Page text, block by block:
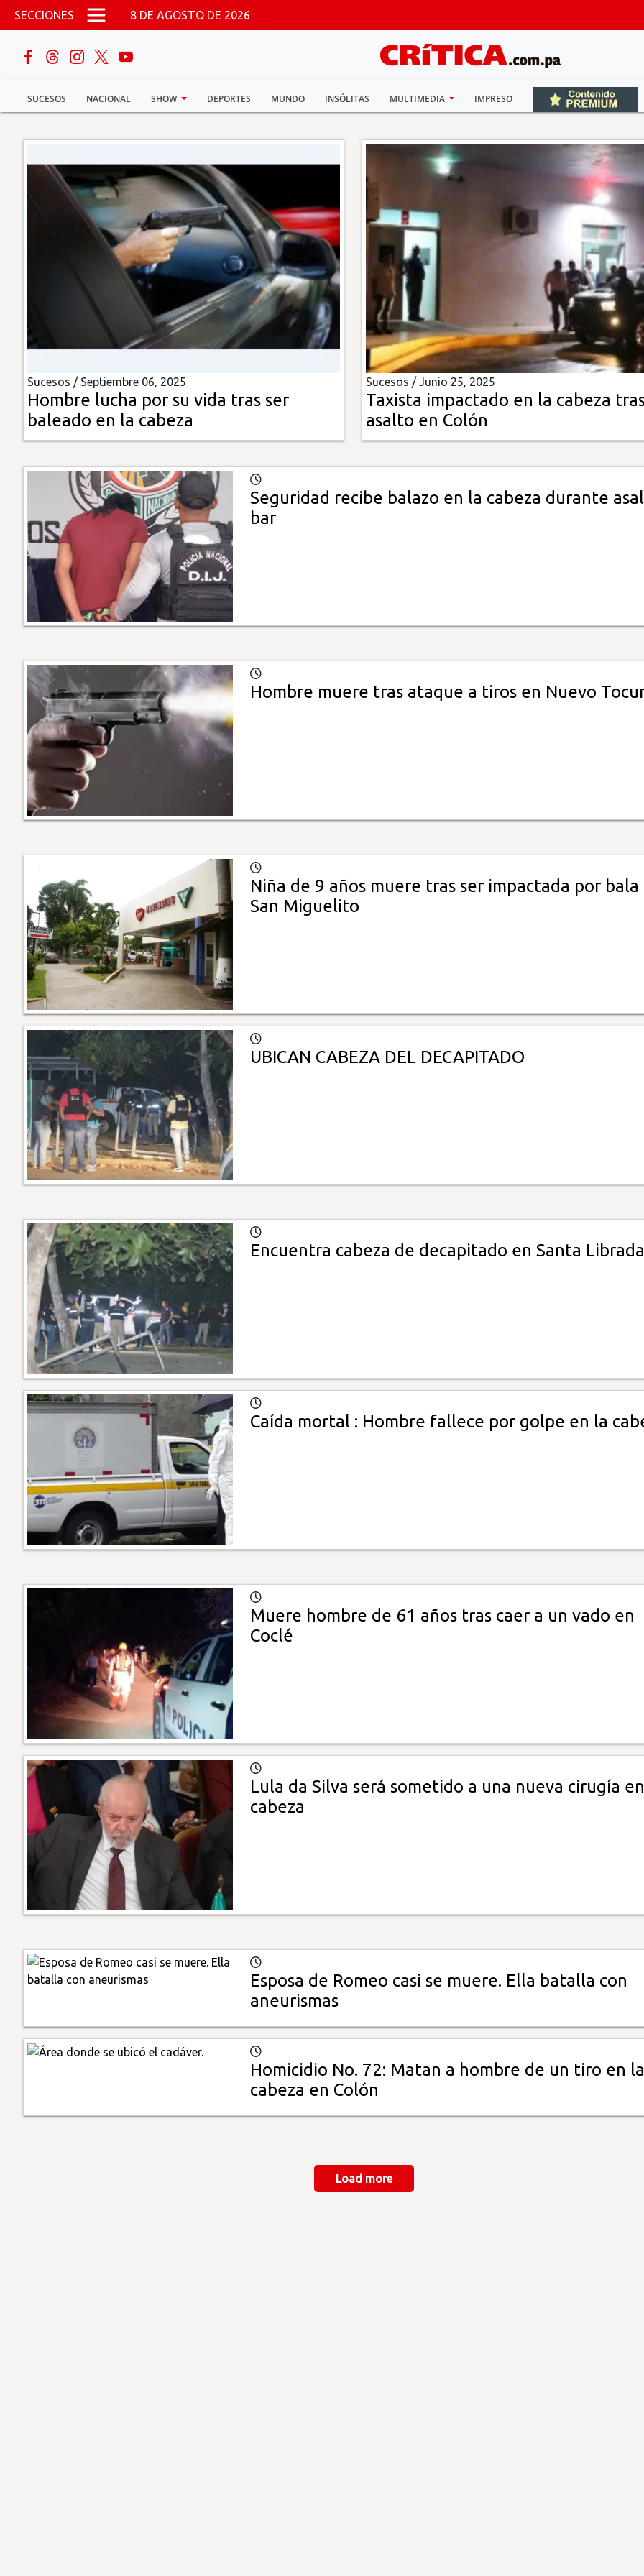
Pasar al contenido principal
SECCIONES 8 DE AGOSTO DE 2026
SUCESOS NACIONAL SHOW DEPORTES MUNDO INSÓLITAS MULTIMEDIA IMPRESO
buscar
Sucesos
Nacional
Insólitas
Multimedia
Impreso
Sucesos / Septiembre 06, 2025
Hombre lucha por su vida tras ser
baleado en la cabeza
Sucesos /Junio 25, 2025
Taxista impactado en la cabeza
asalto en Colón
Seguridad recibe balazo en la cabeza durante
bar
Hombre muere tras ataque a tiros en Nuevo
Niña de 9 años muere tras ser impactada por bala
San Miguelito
UBICAN CABEZA DEL DECAPITADO
Encuentra cabeza de decapitado en Santa Librada
Caída mortal : Hombre fallece por golpe en la
Muere hombre de 61 años tras caer a un vado en
Coclé
Lula da Silva será sometido a una nueva cirugía
cabeza
Esposa de Romeo casi se muere. Ella batalla con
aneurismas
Homicidio No. 72: Matan a hombre de un tiro en la
cabeza en Colón
Load more